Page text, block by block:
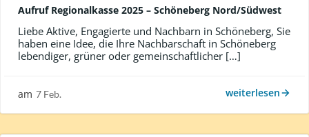
Aufruf Regionalkasse 2025 – Schöneberg Nord/Südwest
Liebe Aktive, Engagierte und Nachbarn in Schöneberg, Sie
haben eine Idee, die Ihre Nachbarschaft in Schöneberg
lebendiger, grüner oder gemeinschaftlicher […]
am 7 Feb. weiterlesen